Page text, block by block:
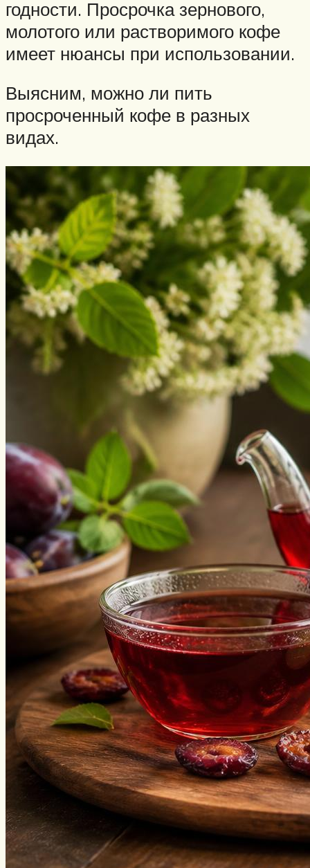
годности. Просрочка зернового,
молотого или растворимого кофе
имеет нюансы при использовании.
Выясним, можно ли пить
просроченный кофе в разных
видах.